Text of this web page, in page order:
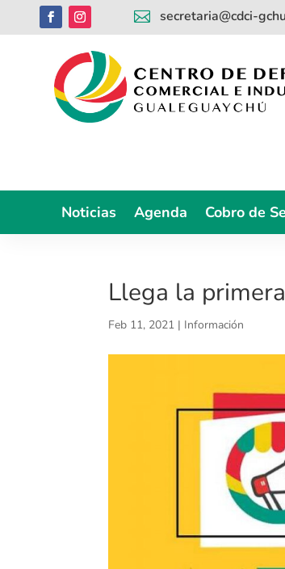
 secretaria@cdci-
Noticias Agenda Cobro de
Llega la
Feb 11, 2021 | Información